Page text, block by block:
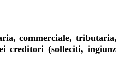
commerciale,
creditori (solleciti,